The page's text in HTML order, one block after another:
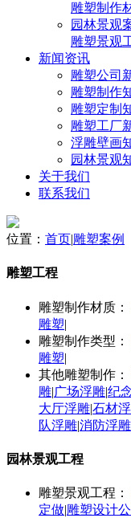
雕塑制作
园林景观
雕塑景观
新闻资讯
雕塑公司
雕塑制作
雕塑定制
雕塑工厂
浮雕壁画
园林景观
关于我们
联系我们
位置： 首页|雕塑案例
雕塑工程
雕塑制作材质：
雕塑|
雕塑制作类型：
雕塑|
其他雕塑制作：
雕|广场浮雕|纪
大厅浮雕|石材
队浮雕|消防浮雕
园林景观工程
雕塑景观工程：
定做|雕塑设计公